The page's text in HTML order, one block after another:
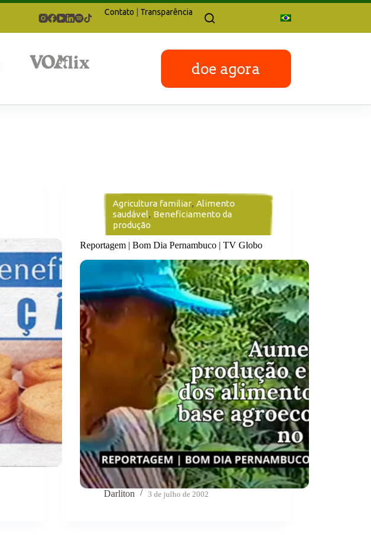
Contato | Transparência
doe agora
Agricultura familiar,Alimento
saudável, Beneficiamento da
produção
Reportagem | Bom Dia Pernambuco | TV Globo
Darliton 3 de julho de 2002